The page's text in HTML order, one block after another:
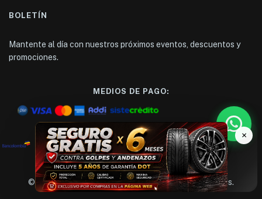
BOLETÍN
Mantente al día con nuestros próximos eventos, descuentos y
promociones.
© 1984BATERICARS. Todos los derechos reservados.
MEDIOS DE PAGO:
TRANSFERENCIA BANCARIA:
LLANTA ZMAX 165/60 R14 LANDGEMA
$ 170.000
×
SEGURO GRATIS
6 meses de proteccióncontra golpes y andenazos - Incluye 5